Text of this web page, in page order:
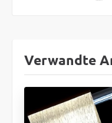
Verwandte